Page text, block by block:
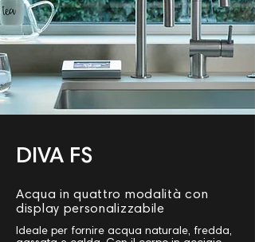
DIVA FS
Acqua in quattro modalità con
display personalizzabile
Ideale per fornire acqua naturale, fredda,